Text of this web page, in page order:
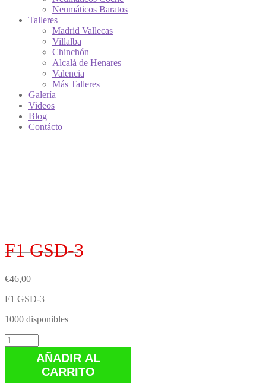
Neumáticos Baratos
Talleres
Madrid Vallecas
Villalba
Chinchón
Alcalá de Henares
Valencia
Más Talleres
Galería
Videos
Blog
Contácto
F1 GSD-3
€46,00
F1 GSD-3
1000 disponibles
F1
GSD-
AÑADIR AL
CARRITO